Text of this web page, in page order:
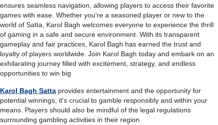
ensures seamless navigation, allowing players to access their favorite
games with ease. Whether you're a seasoned player or new to the
world of Satta, Karol Bagh welcomes everyone to experience the thrill
of gaming in a safe and secure environment. With its transparent
gameplay and fair practices, Karol Bagh has earned the trust and
loyalty of players worldwide. Join Karol Bagh today and embark on an
exhilarating journey filled with excitement, strategy, and endless
opportunities to win big
Karol Bagh Satta provides entertainment and the opportunity for
potential winnings, it's crucial to gamble responsibly and within your
means. Players should also be mindful of the legal regulations
surrounding gambling activities in their region